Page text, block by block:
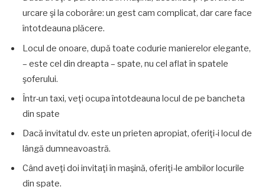
urcare şi la coborâre: un gest cam complicat, dar care face
întotdeauna plăcere.
Locul de onoare, după toate codurie manierelor elegante,
– este cel din dreapta – spate, nu cel aflat în spatele
şoferului.
Într-un taxi, veţi ocupa întotdeauna locul de pe bancheta
din spate
Dacă invitatul dv. este un prieten apropiat, oferiţi-i locul de
lângă dumneavoastră.
Când aveţi doi invitaţi în maşină, oferiţi-le ambilor locurile
din spate.